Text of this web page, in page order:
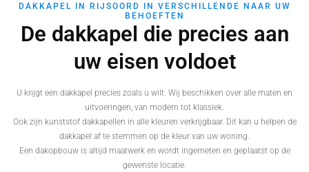
DAKKAPEL IN RIJSOORD IN VERSCHILLENDE NAAR UW
BEHOEFTEN
De dakkapel die precies aan
uw eisen voldoet
U krijgt een dakkapel precies zoals u wilt. Wij beschikken over alle maten en
uitvoeringen, van modern tot klassiek.
Ook zijn kunststof dakkapellen in alle kleuren verkrijgbaar. Dit kan u helpen de
dakkapel af te stemmen op de kleur van uw woning.
Een dakopbouw is altijd maatwerk en wordt ingemeten en geplaatst op de
gewenste locatie.